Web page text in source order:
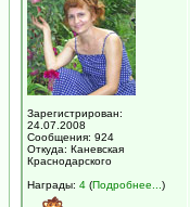
Зарегистрирован:
24.07.2008
Сообщения: 924
Откуда: Каневская
Краснодарского
Награды: 4 (Подробнее... )